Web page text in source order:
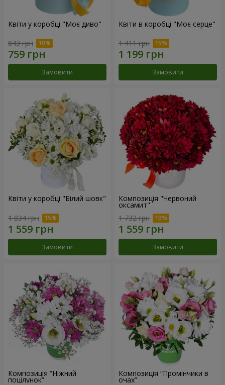
Квіти у коробці "Моє диво"
843 грн
Замовити
Квіти в коробці "Моє серце"
1 411 грн
Замовити
Квіти у коробці "Білий шовк"
1 834 грн
Замовити
Композиція "Червоний
оксамит"
1 732 грн
Замовити
Композиція “Ніжний
поцілунок”
Композиція “Промінчики в
очах”